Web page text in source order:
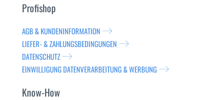
Profishop
AGB & KUNDENINFORMATION
LIEFER- & ZAHLUNGSBEDINGUNGEN
DATENSCHUTZ
EINWILLIGUNG DATENVERARBEITUNG & WERBUNG
Know-How